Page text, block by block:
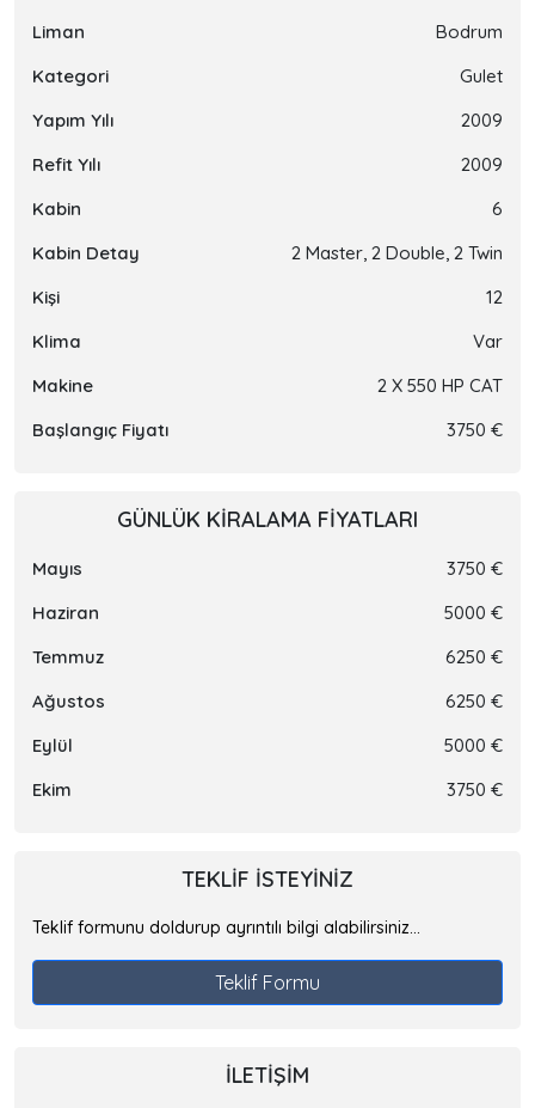
Liman
Bodrum
Kategori
Gulet
Yapım Yılı
2009
Refit Yılı
2009
Kabin
6
Kabin Detay
2 Master, 2 Double, 2 Twin
Kişi
12
Klima
Var
Makine
2 X 550 HP CAT
Başlangıç Fiyatı
3750 €
GÜNLÜK KIRALAMA FIYATLARI
Mayıs
3750 €
Haziran
5000 €
Temmuz
6250 €
Ağustos
6250 €
Eylül
5000 €
Ekim
3750 €
TEKLIF ISTEYINIZ
Teklif formunu doldurup ayrıntılı bilgi alabilirsiniz...
Teklif Formu
İLETIŞIM